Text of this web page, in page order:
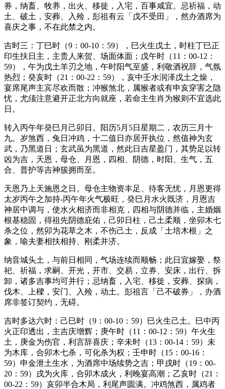
券，纳畜、牧养，出火、移徙，入宅，百事咸宜。忌祈福，动
土、破土，安葬、入殓，彭祖有云「戊不受田」，然办酒席为
喜庆之事，不在此禁之内。
吉时三：丁巳时（9：00-10：59），巳火生戊土，时柱丁巳正
印生扶日主，主贵人来贺、场面体面；戊午时（11：00-12：
59），午为戊土羊刃之地，午时阳气至盛，利敬酒祝辞，气氛
热烈；癸亥时（21：00-22：59），亥中壬水润泽戊土之燥，
宴席尾声主宾尽欢而散；冲猴煞北，属猴者或有申亥穿害之隐
忧，尤须注意避开正北方向就座，若命主生肖为猴则不宜选此
日。
转入丙午年癸巳月己卯日。阳历5月5日星期二，农历三月十
九。岁煞西，兔日冲鸡，十二值日亦居开执位，然值神为玄
武，乃黑道日；玄武虽为黑道，然此日吉星盈门，其势足以转
凶为吉，天恩，母仓、月恩，四相、阴德，时阳、生气，五
合、普护等吉神簇拥而至。
天恩乃上天施恩之日。母仓主物资丰足、待客无忧，月恩更得
太岁丙午之加持-丙午年火气极旺，癸巳月水火既济，月恩吉
神居中调与，使水火相济而非相克，四相与阴德并临，主婚姻
根基稳固，得祖先阴德庇佑，己卯日柱，己土柔顺，坐卯木七
杀之位，然卯为花草之木，不伤己土，反成「土培木根」之
象，喻夫妻相扶相持、刚柔并济。
纳音城头土，与前日相同，气场连续而顺畅；此日宜嫁娶，祭
祀、祈福，求嗣、开光，开市、交易，立券、安床，出行、拆
卸，诸多吉事均可并行；忌纳畜，入宅、移徙，安葬、探病，
伐木、上樑，安门、入殓，动土。彭祖言「己不破券」，办酒
席非签订契约，无碍。
吉时多达六时：己巳时（9：00-10：59）巳火生己土。巳中丙
火正印透出，主吉庆增辉；庚午时（11：00-12：59）午火生
土，庚金为伤官，利言辞喜庆；辛未时（13：00-14：59）未
为木库，合卯木七杀，可化杀为权；壬申时（15：00-16：
59）申金泄土生水，为酒席中场续势之吉；甲戌时（19：00-
20：59）戌为火库，合卯木成火，利晚宴高潮；乙亥时（21：
00-22：59）亥卯半合木局，利尾声圆满。冲鸡煞西，属鸡者